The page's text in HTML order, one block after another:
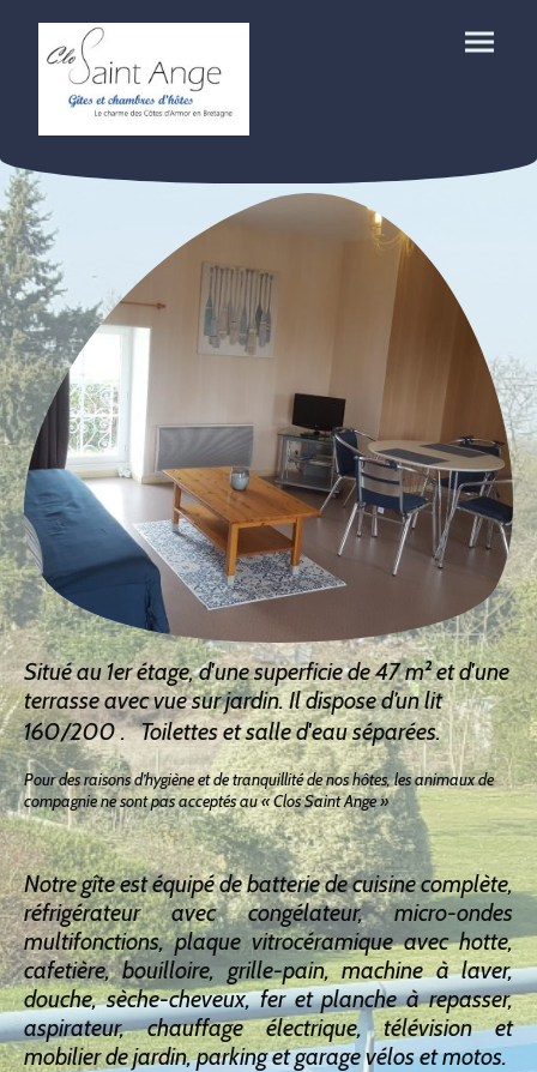
Situé au 1er étage, d'une superficie de 47 m² et d'une
terrasse avec vue sur jardin. Il dispose d’un lit
160/200 . Toilettes et salle d'eau séparées.
Pour des raisons d’hygiène et de tranquillité de nos hôtes, les animaux de
compagnie ne sont pas acceptés au « Clos Saint Ange »
Notre gîte est équipé de batterie de cuisine complète,
réfrigérateur avec congélateur, micro-ondes
multifonctions, plaque vitrocéramique avec hotte,
cafetière, bouilloire, grille-pain, machine à laver,
douche, sèche-cheveux, fer et planche à repasser,
aspirateur, chauffage électrique, télévision et
mobilier de jardin, parking et garage vélos et motos.